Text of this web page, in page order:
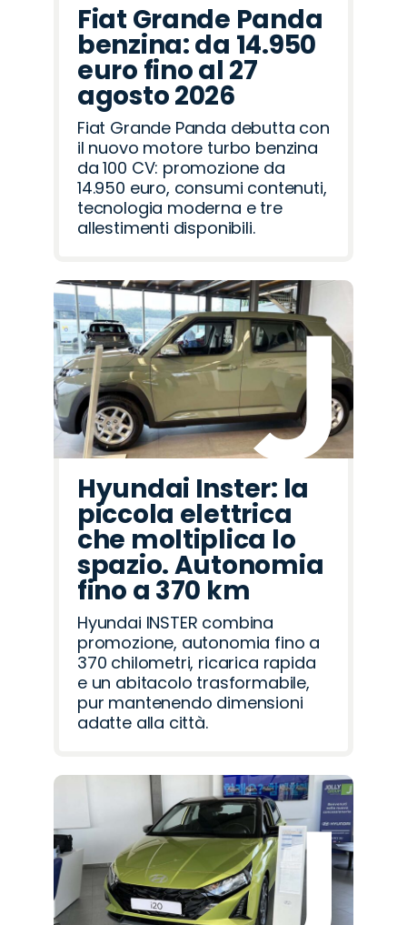
Fiat Grande Panda
benzina: da 14.950
euro fino al 27
agosto 2026
Fiat Grande Panda debutta con
il nuovo motore turbo benzina
da 100 CV: promozione da
14.950 euro, consumi contenuti,
tecnologia moderna e tre
allestimenti disponibili.
Hyundai Inster: la
piccola elettrica
che moltiplica lo
spazio. Autonomia
fino a 370 km
Hyundai INSTER combina
promozione, autonomia fino a
370 chilometri, ricarica rapida
e un abitacolo trasformabile,
pur mantenendo dimensioni
adatte alla città.